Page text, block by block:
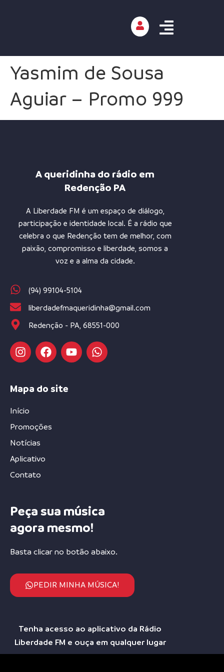
Yasmim de Sousa
Aguiar – Promo 999
A queridinha do rádio em
Redenção PA
A Liberdade FM é um espaço de diálogo,
participação e identidade local. É a rádio que
celebra o que Redenção tem de melhor, com
paixão, compromisso e liberdade, somos a
voz e a alma da cidade.
(94) 99104-5104
liberdadefmaqueridinha@gmail.com
Redenção - PA, 68551-000
Mapa do site
Início
Promoções
Notícias
Aplicativo
Contato
Peça sua música
agora mesmo!
Basta clicar no botão abaixo.
PEDIR MINHA MÚSICA!
Tenha acesso ao aplicativo da Rádio
Liberdade FM e ouça em qualquer lugar